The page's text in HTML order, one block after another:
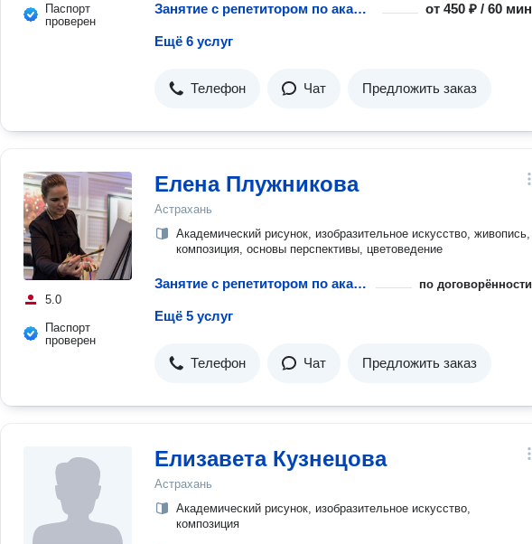
Паспорт
проверен
Занятие с репетитором по академическому рисунку от450 ₽ / 60 мин
Ещё 6 услуг
Телефон Чат Предложить заказ
5.0
Паспорт
проверен
Елена Плужникова
Астрахань
Академический рисунок, изобразительное искусство, живопись,
композиция, основы перспективы, цветоведение
Занятие с репетитором по академическому рисунку по договорённости
Ещё 5 услуг
Телефон Чат Предложить заказ
Елизавета Кузнецова
Астрахань
Академический рисунок, изобразительное искусство,
композиция